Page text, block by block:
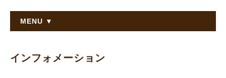
MENU ▼
インフォメーション